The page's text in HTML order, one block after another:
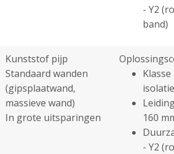
- Y2
band)
Kunststof pijp
Standaard wanden
(gipsplaatwand,
massieve wand)
In grote uitsparingen
160
- Y2